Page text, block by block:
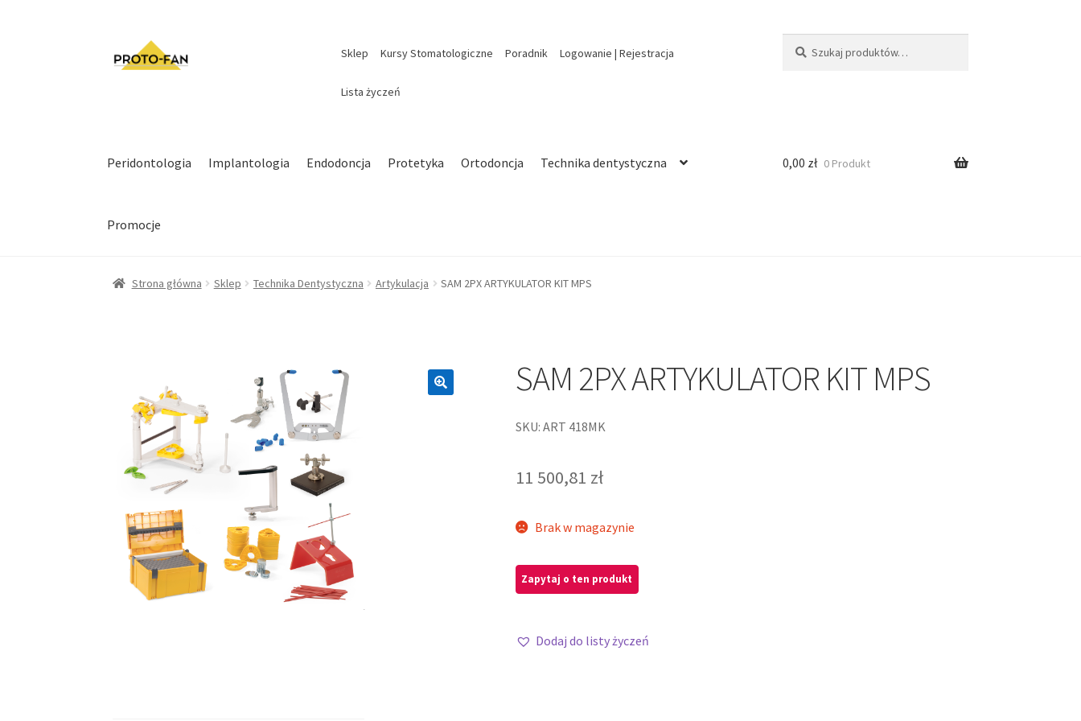
Sklep Kursy Stomatologiczne Poradnik Logowanie | Rejestracja
Lista życzeń
Peridontologia Implantologia Endodoncja Protetyka Ortodoncja Technika dentystyczna
Promocje
0,00 zł 0 Produkt
Strona główna Sklep Technika Dentystyczna Artykulacja SAM 2PX ARTYKULATOR KIT MPS
SAM 2PX ARTYKULATOR KIT MPS
SKU: ART 418MK
11 500,81 zł
Brak w magazynie
Dodaj do listy życzeń